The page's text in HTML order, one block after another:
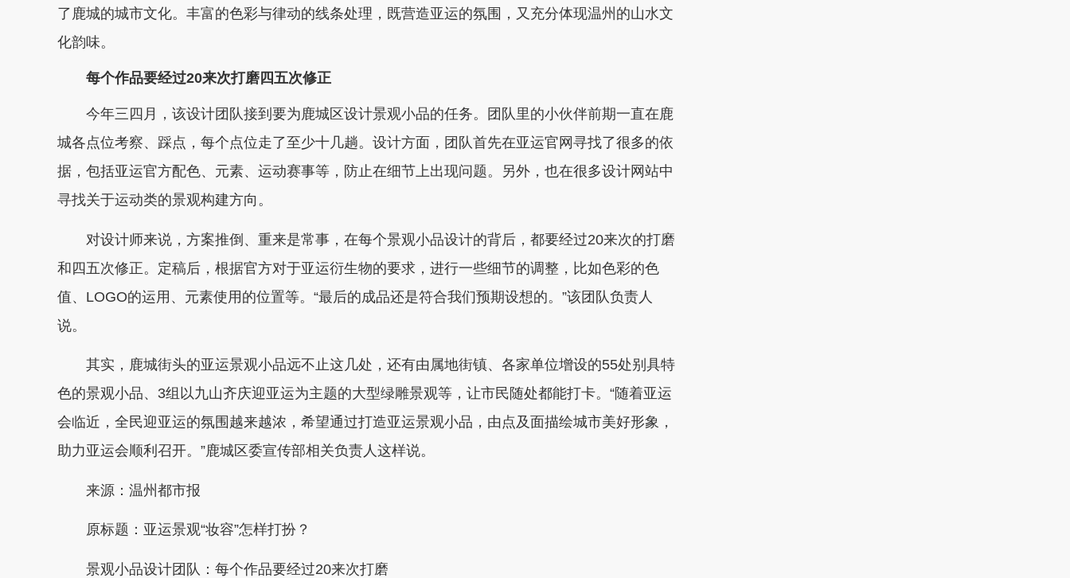
了鹿城的城市文化。丰富的色彩与律动的线条处理，既营造亚运的氛围，又充分体现温州的山水文
化韵味。
每个作品要经过20来次打磨四五次修正
今年三四月，该设计团队接到要为鹿城区设计景观小品的任务。团队里的小伙伴前期一直在鹿
城各点位考察、踩点，每个点位走了至少十几趟。设计方面，团队首先在亚运官网寻找了很多的依
据，包括亚运官方配色、元素、运动赛事等，防止在细节上出现问题。另外，也在很多设计网站中
寻找关于运动类的景观构建方向。
对设计师来说，方案推倒、重来是常事，在每个景观小品设计的背后，都要经过20来次的打磨
和四五次修正。定稿后，根据官方对于亚运衍生物的要求，进行一些细节的调整，比如色彩的色
值、LOGO的运用、元素使用的位置等。“最后的成品还是符合我们预期设想的。”该团队负责人
说。
其实，鹿城街头的亚运景观小品远不止这几处，还有由属地街镇、各家单位增设的55处别具特
色的景观小品、3组以九山齐庆迎亚运为主题的大型绿雕景观等，让市民随处都能打卡。“随着亚运
会临近，全民迎亚运的氛围越来越浓，希望通过打造亚运景观小品，由点及面描绘城市美好形象，
助力亚运会顺利召开。”鹿城区委宣传部相关负责人这样说。
来源：温州都市报
原标题：亚运景观“妆容”怎样打扮？
景观小品设计团队：每个作品要经过20来次打磨